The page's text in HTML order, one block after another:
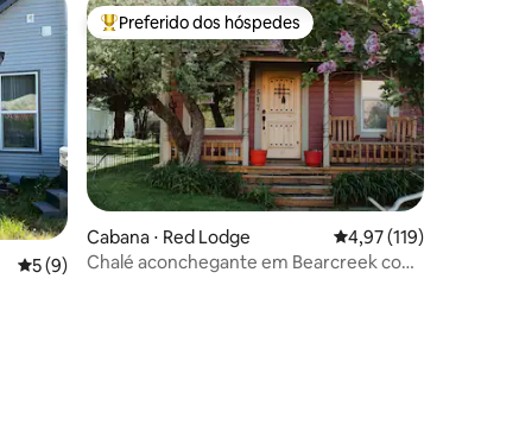
5 de uma avaliação média de 5, 9 avaliações
5 (9)
Entre os melhores preferidos dos hóspedes
Preferido dos hóspedes
Cabana ⋅ Red Lodge 4,97 de uma avaliação
4,97 (119)
Chalé aconchegante em Bearcreek com